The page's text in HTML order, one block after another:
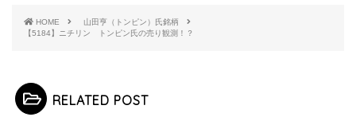
HOME
山田亨（トンピン）氏銘柄
【5184】ニチリン トンピン氏の売り観測！？
RELATED POST